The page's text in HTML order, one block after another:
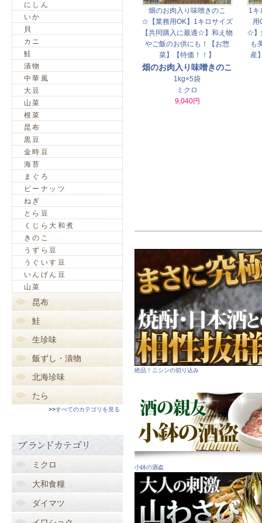
畑のお肉入り味噌きのこ
☆【業務用OK】1キロサイズ
【共同購入に最適☆】和え物
やご飯のお供にも！【お惣
菜】【特価！！】
畑のお肉入り味噌きのこ
1kg×5袋
ミクロ
9,040円
1キ
用
☆】
も
産
絶品！ニシンの切り込み
小鉢の酒盗
にしん
いか
貝
カニ
鮭
漬物
中華風
大豆
山菜
根菜
昆布
黒豆
金時豆
海苔
まぐろ
ピーナッツ
ねぎ
とら豆
くじら大和煮
きのこ
うずら豆
うぐいす豆
いんげん豆
山菜
昆布
鮭
生珍味
飯ずし・漬物
北海珍味
たら
>>すべてのカテゴリを見る
ミクロ
大和食糧
ダイマツ